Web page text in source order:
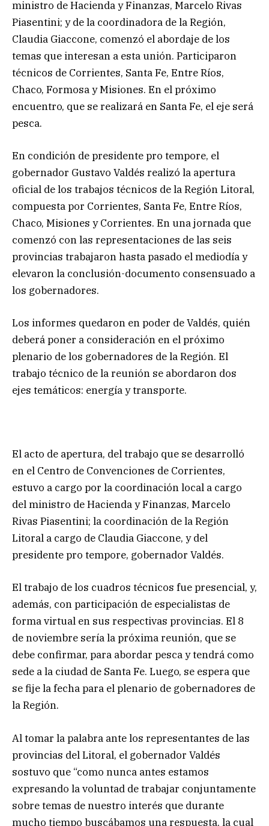
ministro de Hacienda y Finanzas, Marcelo Rivas
Piasentini; y de la coordinadora de la Región,
Claudia Giaccone, comenzó el abordaje de los
temas que interesan a esta unión. Participaron
técnicos de Corrientes, Santa Fe, Entre Ríos,
Chaco, Formosa y Misiones. En el próximo
encuentro, que se realizará en Santa Fe, el eje será
pesca.
En condición de presidente pro tempore, el
gobernador Gustavo Valdés realizó la apertura
oficial de los trabajos técnicos de la Región Litoral,
compuesta por Corrientes, Santa Fe, Entre Ríos,
Chaco, Misiones y Corrientes. En una jornada que
comenzó con las representaciones de las seis
provincias trabajaron hasta pasado el mediodía y
elevaron la conclusión-documento consensuado a
los gobernadores.
Los informes quedaron en poder de Valdés, quién
deberá poner a consideración en el próximo
plenario de los gobernadores de la Región. El
trabajo técnico de la reunión se abordaron dos
ejes temáticos: energía y transporte.
El acto de apertura, del trabajo que se desarrolló
en el Centro de Convenciones de Corrientes,
estuvo a cargo por la coordinación local a cargo
del ministro de Hacienda y Finanzas, Marcelo
Rivas Piasentini; la coordinación de la Región
Litoral a cargo de Claudia Giaccone, y del
presidente pro tempore, gobernador Valdés.
El trabajo de los cuadros técnicos fue presencial, y,
además, con participación de especialistas de
forma virtual en sus respectivas provincias. El 8
de noviembre sería la próxima reunión, que se
debe confirmar, para abordar pesca y tendrá como
sede a la ciudad de Santa Fe. Luego, se espera que
se fije la fecha para el plenario de gobernadores de
la Región.
Al tomar la palabra ante los representantes de las
provincias del Litoral, el gobernador Valdés
sostuvo que “como nunca antes estamos
expresando la voluntad de trabajar conjuntamente
sobre temas de nuestro interés que durante
mucho tiempo buscábamos una respuesta, la cual